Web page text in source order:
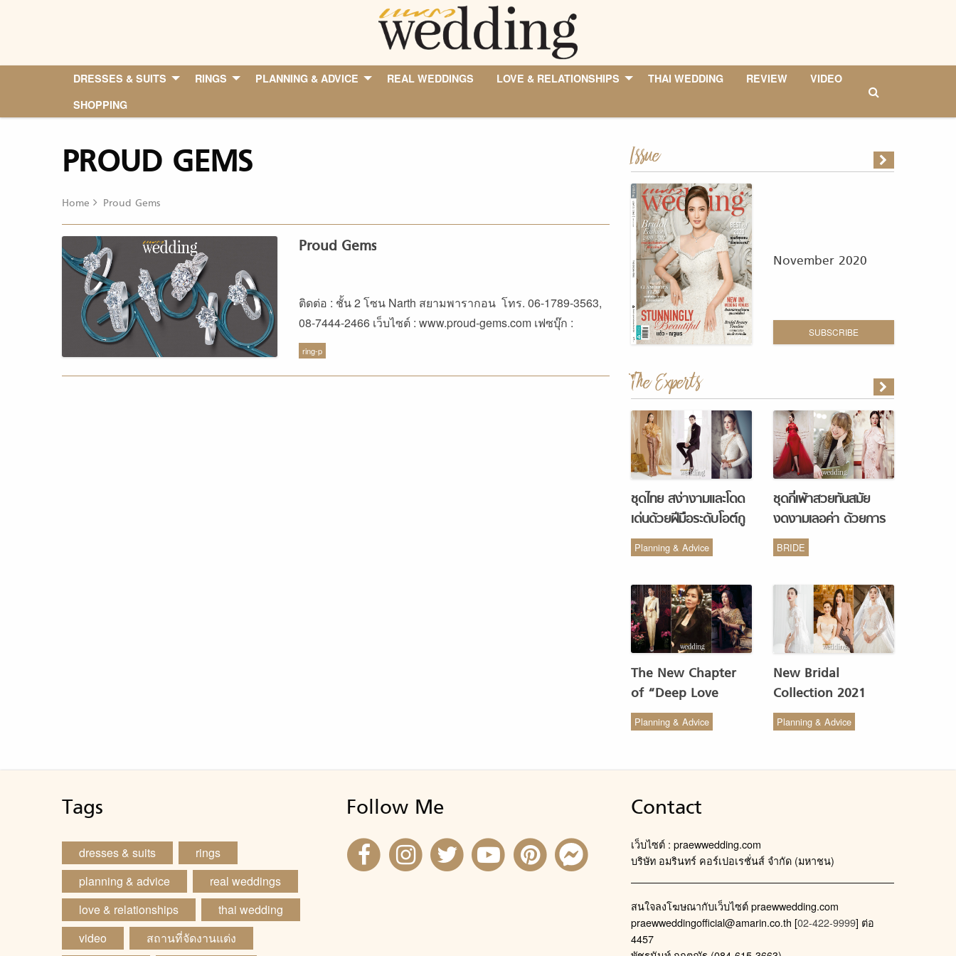
DRESSES & SUITS RINGS PLANNING & ADVICE REAL WEDDINGS LOVE & RELATIONSHIPS THAI WEDDING REVIEW
VIDEO
SHOPPING
PROUD GEMS
Home Proud Gems
Proud Gems
ติดต่อ : ชั้น 2 โซน Narth สยามพารากอน โทร. 06-1789-3563,
08-7444-2466 เว็บไซต์ : www.proud-gems.com เฟซบุ๊ก :
proudgems ไลน์ : proudgems
ring-p
Issue
November 2020
SUBSCRIBE
The Experts
ชุดไทย สง่างามและโดด
เด่นด้วยฝีมือระดับโอต์กู
ตูร์ จากห้องเสื้อ Vanus
Couture
Planning & Advice
ชุดกี่เพ้าสวยทันสมัย
งดงามเลอค่า ด้วยการ
รังสรรค์จากห้องเสื้อ
Monique Wedding
BRIDE
The New Chapter
of “Deep Love
Wedding Studio” :
รังสรรค์ผ้าทอของไทยให้
Planning & Advice
New Bridal
Collection 2021
from COCO CHIC
สวย เรียบง่าย สไตล์มินิ
Planning & Advice
Tags
dresses & suits
rings
planning & advice
real weddings
love & relationships
thai wedding
video
สถานที่จัดงานแต่ง
Follow Me Contact
เว็บไซต์ : praewwedding.com
บริษัท อมรินทร์ คอร์เปอเรชั่นส์ จำกัด (มหาชน)
สนใจลงโฆษณากับเว็บไซต์ praewwedding.com
praewweddingofficial@amarin.co.th [02-422-9999] ต่อ
4457